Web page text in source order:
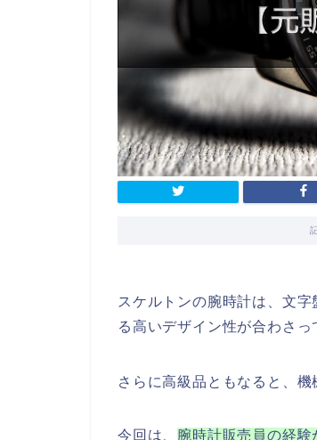
スケルトンの腕時計は、文
る高いデザイン性が合わさっ
さらに高級品ともなると、機
今回は、 腕時計販売員の経